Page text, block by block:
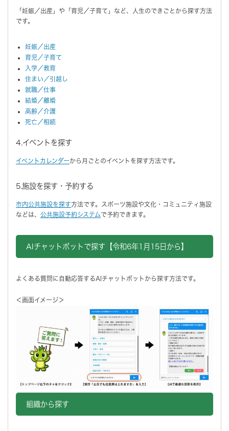
「妊娠／出産」や「育児／子育て」など、人生のできごとから探す方法
です。
妊娠／出産
育児／子育て
入学／教育
住まい／引越し
就職／仕事
結婚／離婚
高齢／介護
死亡／相続
4.イベントを探す
イベントカレンダーから月ごとのイベントを探す方法です。
5.施設を探す・予約する
市内公共施設を探す方法です。スポーツ施設や文化・コミュニティ施設
などは、 公共施設予約システムで予約できます。
AIチャットボットで探す【令和6年1月15日から】
よくある質問に自動応答するAIチャットボットから探す方法です。
＜画面イメージ＞
組織から探す